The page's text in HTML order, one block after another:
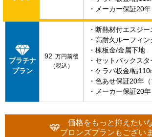
プラチナ
プラン
92 万円前後
（税込）
・メーカー保証20年
・断熱材付エスジー
・高耐久ルーフィン
・棟板金/金属下地
・セットバックスタ
・ケラバ板金/幅
・色あせ保証20年（
・メーカー保証20年
価格をもっと抑えたい
ブロンズプランもござい